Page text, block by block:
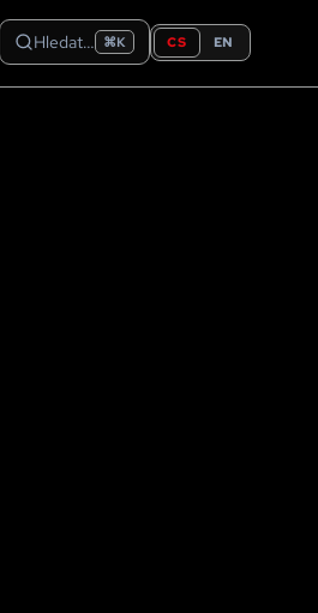
Hledat… ⌘K CS EN